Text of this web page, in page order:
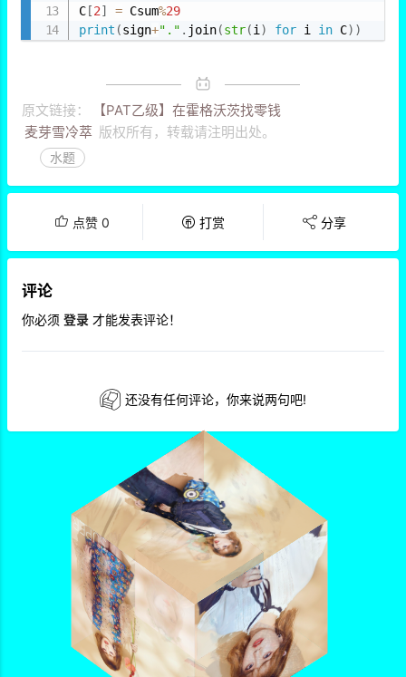
C [2] = Csum%29
print (sign+"." . join(str(i ) for i in C) )
原文链接：
【PAT乙级】在霍格沃茨找零钱
麦芽雪冷萃 版权所有，转载请注明出处。
水题
点赞 0 打赏 分享
评论
你必须 登录 才能发表评论！
还没有任何评论，你来说两句吧!